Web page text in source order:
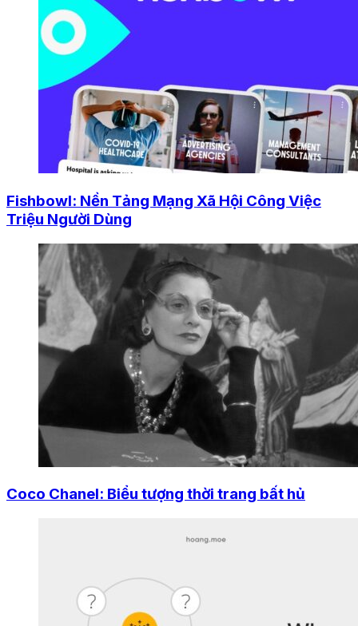
Fishbowl: Nền Tảng Mạng Xã Hội Công Việc
Triệu Người Dùng
Coco Chanel: Biểu tượng thời trang bất hủ